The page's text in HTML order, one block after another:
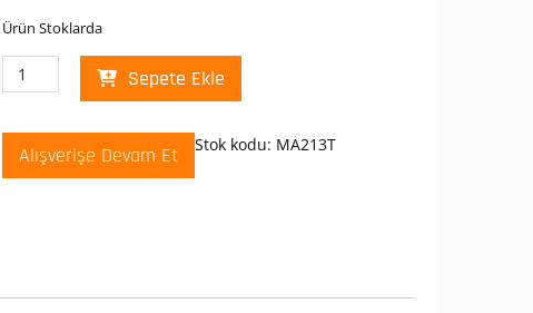
Ürün Stoklarda
Emas
MA213T
Siviç
2NO+2NO
Terminalli
MA
Sepete Ekle
Alışverişe Devam Et Stok kodu: MA213T